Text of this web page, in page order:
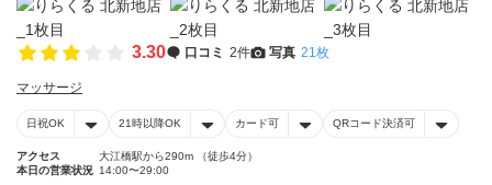
3.30 口コミ 2件 写真 21枚
マッサージ
日祝OK 21時以降OK カード可 QRコード決済可
アクセス
大江橋駅から290m （徒歩4分）
本日の営業状況 14:00〜29:00